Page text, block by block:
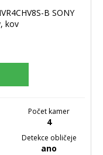
B SONY
kov
Počet kamer
4
Detekce obličeje
ano